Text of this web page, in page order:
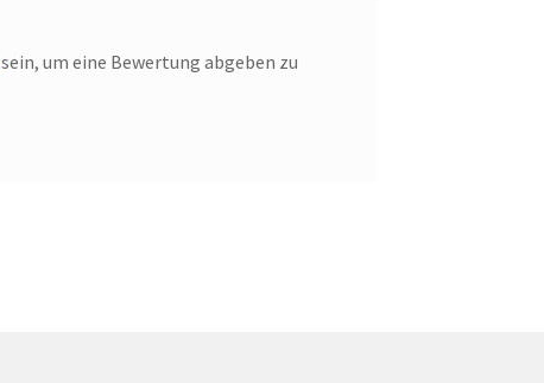
sein, um eine Bewertung abgeben zu